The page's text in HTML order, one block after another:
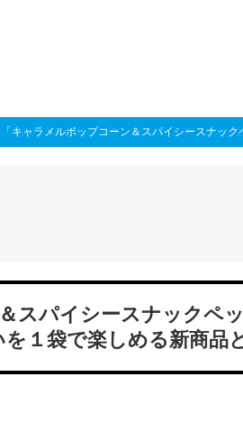
「キャラメルポップコーン＆スパイシースナッ
スパイシースナックペ
１袋で楽しめる新商品